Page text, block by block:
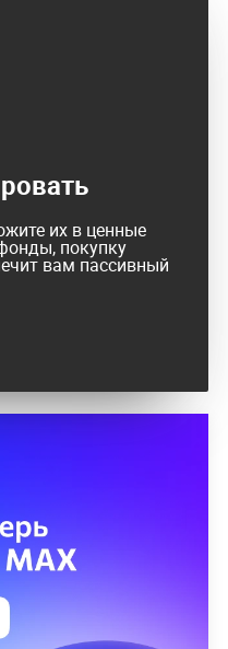
их в ценные
покупку
вам пассивный